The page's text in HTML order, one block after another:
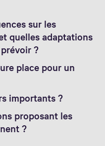
sur les
quelles adaptations
?
place pour un
importants ?
proposant les
?